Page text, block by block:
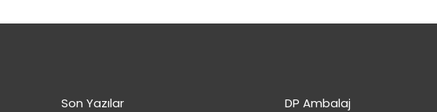
Son Yazılar DP Ambalaj